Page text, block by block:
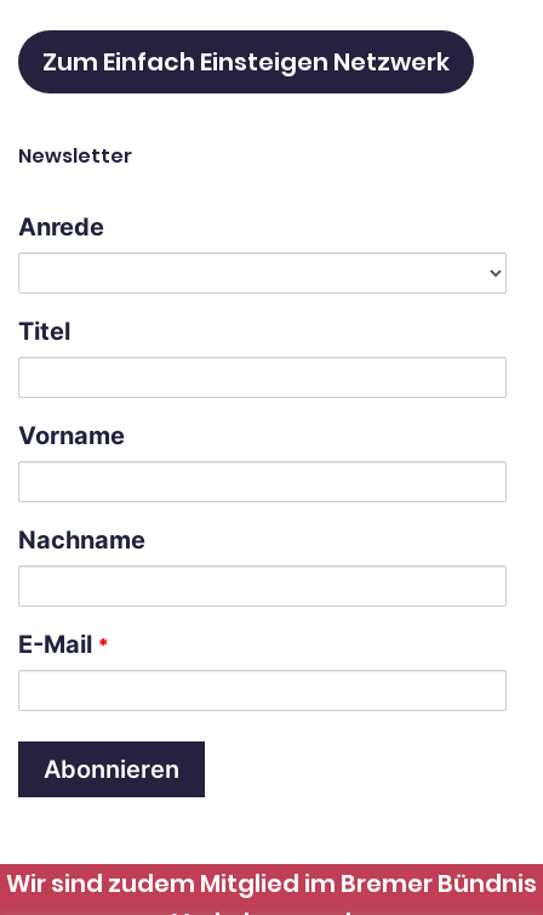
Zum Einfach Einsteigen Netzwerk
Newsletter
Anrede
Titel
Vorname
Nachname
E-Mail *
l
Wir sind zudem Mitglied im Bremer Bündnis